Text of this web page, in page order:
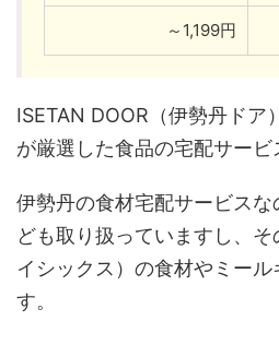
～1,199円
ISETAN DOOR（伊勢丹ドア
が厳選した食品の宅配サービ
伊勢丹の食材宅配サービス
ども取り扱っていますし、
イシックス）の食材やミール
す。